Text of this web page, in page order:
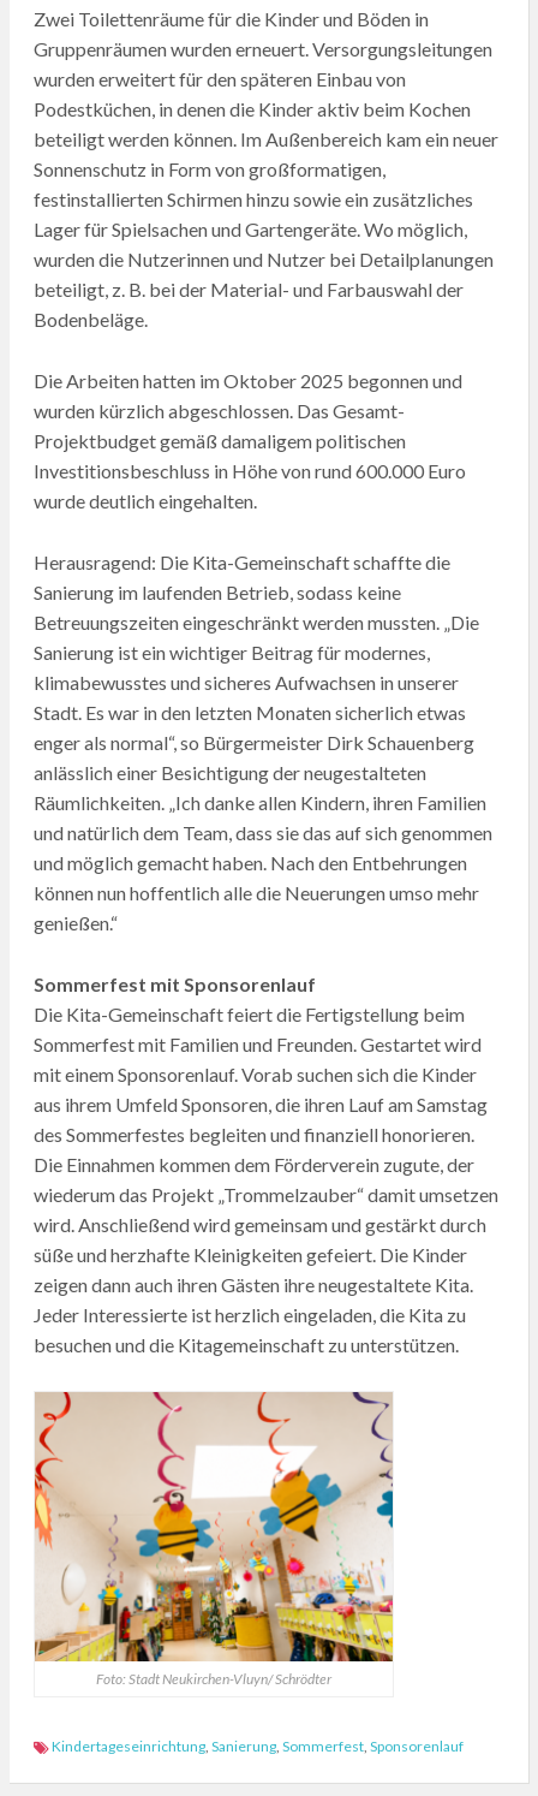
Zwei Toilettenräume für die Kinder und Böden in
Gruppenräumen wurden erneuert. Versorgungsleitungen
wurden erweitert für den späteren Einbau von
Podestküchen, in denen die Kinder aktiv beim Kochen
beteiligt werden können. Im Außenbereich kam ein neuer
Sonnenschutz in Form von großformatigen,
festinstallierten Schirmen hinzu sowie ein zusätzliches
Lager für Spielsachen und Gartengeräte. Wo möglich,
wurden die Nutzerinnen und Nutzer bei Detailplanungen
beteiligt, z. B. bei der Material- und Farbauswahl der
Bodenbeläge.
Die Arbeiten hatten im Oktober 2025 begonnen und
wurden kürzlich abgeschlossen. Das Gesamt-
Projektbudget gemäß damaligem politischen
Investitionsbeschluss in Höhe von rund 600.000 Euro
wurde deutlich eingehalten.
Herausragend: Die Kita-Gemeinschaft schaffte die
Sanierung im laufenden Betrieb, sodass keine
Betreuungszeiten eingeschränkt werden mussten. „Die
Sanierung ist ein wichtiger Beitrag für modernes,
klimabewusstes und sicheres Aufwachsen in unserer
Stadt. Es war in den letzten Monaten sicherlich etwas
enger als normal“, so Bürgermeister Dirk Schauenberg
anlässlich einer Besichtigung der neugestalteten
Räumlichkeiten. „Ich danke allen Kindern, ihren Familien
und natürlich dem Team, dass sie das auf sich genommen
und möglich gemacht haben. Nach den Entbehrungen
können nun hoffentlich alle die Neuerungen umso mehr
genießen.“
Sommerfest mit Sponsorenlauf
Die Kita-Gemeinschaft feiert die Fertigstellung beim
Sommerfest mit Familien und Freunden. Gestartet wird
mit einem Sponsorenlauf. Vorab suchen sich die Kinder
aus ihrem Umfeld Sponsoren, die ihren Lauf am Samstag
des Sommerfestes begleiten und finanziell honorieren.
Die Einnahmen kommen dem Förderverein zugute, der
wiederum das Projekt „Trommelzauber“ damit umsetzen
wird. Anschließend wird gemeinsam und gestärkt durch
süße und herzhafte Kleinigkeiten gefeiert. Die Kinder
zeigen dann auch ihren Gästen ihre neugestaltete Kita.
Jeder Interessierte ist herzlich eingeladen, die Kita zu
besuchen und die Kitagemeinschaft zu unterstützen.
Foto: Stadt Neukirchen-Vluyn/ Schrödter
Kindertageseinrichtung, Sanierung, Sommerfest, Sponsorenlauf